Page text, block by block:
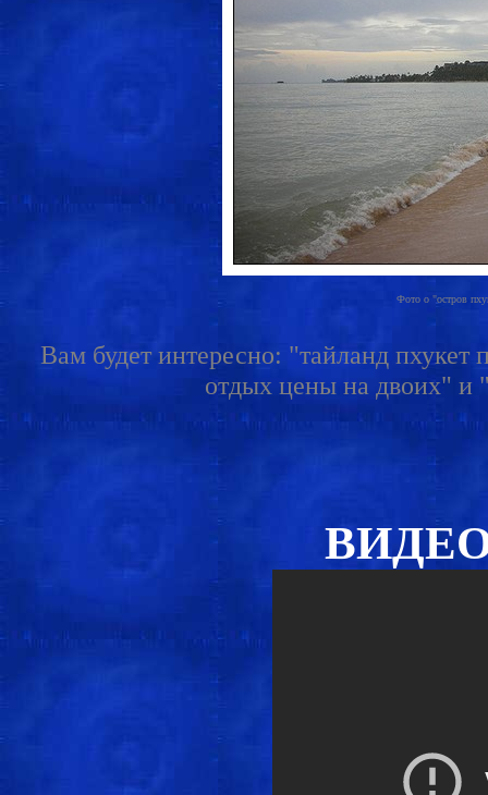
Фото о "остров
Вам будет интересно: "тайланд пхукет
отдых цены на двоих" и